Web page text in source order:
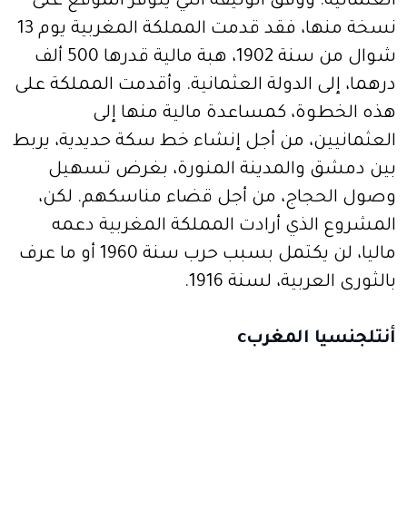
نسخة منها، فقد قدمت المملكة المغربية يوم 13
شوال من سنة 1902، هبة مالية قدرها 500 ألف
درهما، إلى الدولة العثمانية. وأقدمت المملكة على
هذه الخطوة، كمساعدة مالية منها إلى
العثمانيين، من أجل إنشاء خط سكة حديدية، يربط
بين دمشق والمدينة المنورة، بغرض تسهيل
وصول الحجاج، من أجل قضاء مناسكهم. لكن،
المشروع الذي أرادت المملكة المغربية دعمه
ماليا، لن يكتمل بسبب حرب سنة 1960 أو ما عرف
بالثورى العربية، لسنة 1916.
أنتلجنسيا المغربc